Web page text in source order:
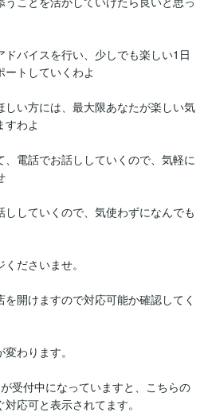
バイスを行い、少しでも楽しい1日
トしていくわよ
い方には、最大限あなたが楽しい気
すわよ
電話でお話ししていくので、気軽に
していくので、気使わずになんでも
ださいませ。
開けますので対応可能か確認してく
わります。
受付中になっていますと、こちらの
応可と表示されてます。